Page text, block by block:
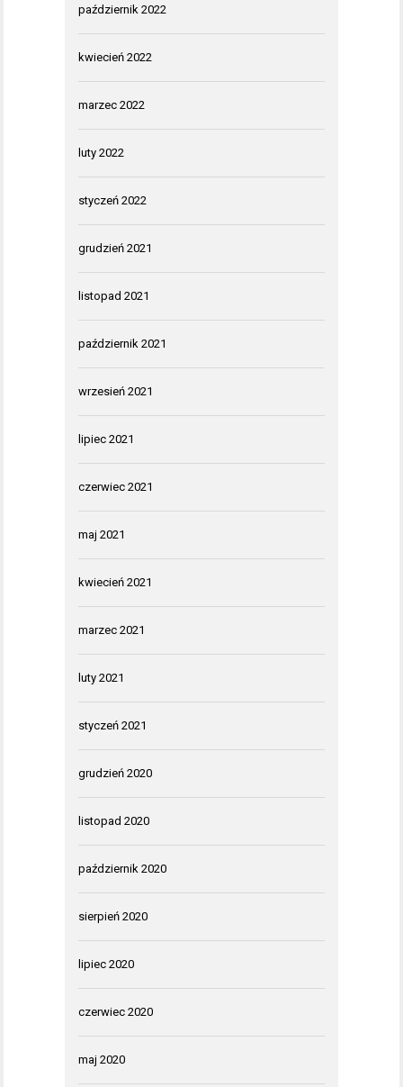
październik 2022
kwiecień 2022
marzec 2022
luty 2022
styczeń 2022
grudzień 2021
listopad 2021
październik 2021
wrzesień 2021
lipiec 2021
czerwiec 2021
maj 2021
kwiecień 2021
marzec 2021
luty 2021
styczeń 2021
grudzień 2020
listopad 2020
październik 2020
sierpień 2020
lipiec 2020
czerwiec 2020
maj 2020